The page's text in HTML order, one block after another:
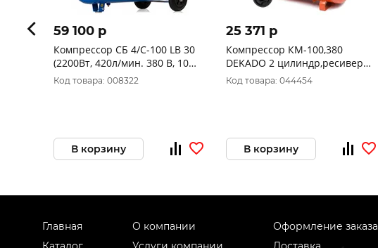
59 100 p
Компрессор СБ 4/С-100 LB 30
(2200Вт, 420л/мин. 380 B, 10
бар,поршневой ременной)
REMEZA 20645
Код товара: 008322
В корзину
25 371 p
Компрессор КМ-100,380
DEKADO 2 цилиндр,ресивер
100л,380 л/мин 20980150100
Код товара: 044454
В корзину
Главная
О компании
Оформление заказа